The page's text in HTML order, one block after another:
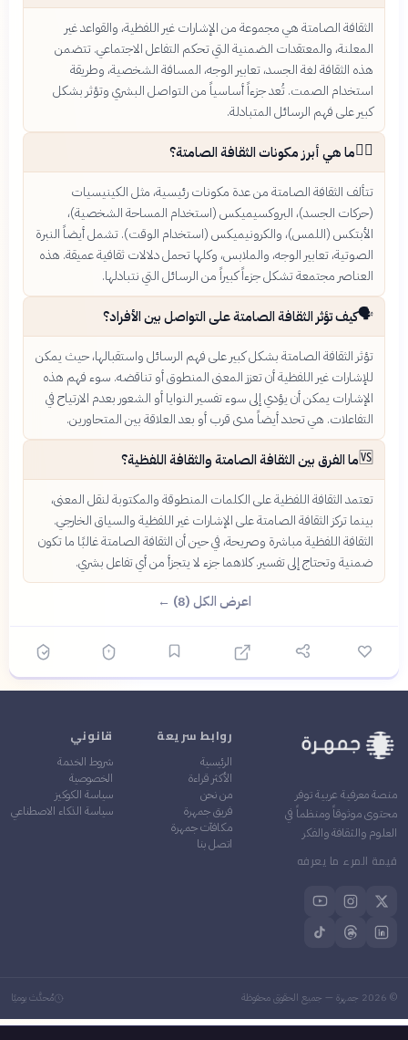
الثقافة الصامتة هي مجموعة من الإشارات غير اللفظية، والقواعد غير
المعلنة، والمعتقدات الضمنية التي تحكم التفاعل الاجتماعي. تتضمن
هذه الثقافة لغة الجسد، تعابير الوجه، المسافة الشخصية، وطريقة
استخدام الصمت. تُعد جزءاً أساسياً من التواصل البشري وتؤثر بشكل
كبير على فهم الرسائل المتبادلة.
🧘‍♀️ما هي أبرز مكونات الثقافة الصامتة؟
تتألف الثقافة الصامتة من عدة مكونات رئيسية، مثل الكينيسيات
(حركات الجسد)، البروكسيميكس (استخدام المساحة الشخصية)،
الأبتكس (اللمس)، والكرونيميكس (استخدام الوقت). تشمل أيضاً النبرة
الصوتية، تعابير الوجه، والملابس، وكلها تحمل دلالات ثقافية عميقة. هذه
العناصر مجتمعة تشكل جزءاً كبيراً من الرسائل التي نتبادلها.
🗣️كيف تؤثر الثقافة الصامتة على التواصل بين الأفراد؟
تؤثر الثقافة الصامتة بشكل كبير على فهم الرسائل واستقبالها، حيث يمكن
للإشارات غير اللفظية أن تعزز المعنى المنطوق أو تناقضه. سوء فهم هذه
الإشارات يمكن أن يؤدي إلى سوء تفسير النوايا أو الشعور بعدم الارتياح في
التفاعلات. هي تحدد أيضاً مدى قرب أو بعد العلاقة بين المتحاورين.
🆚ما الفرق بين الثقافة الصامتة والثقافة اللفظية؟
تعتمد الثقافة اللفظية على الكلمات المنطوقة والمكتوبة لنقل المعنى،
بينما تركز الثقافة الصامتة على الإشارات غير اللفظية والسياق الخارجي.
الثقافة اللفظية مباشرة وصريحة، في حين أن الثقافة الصامتة غالبًا ما تكون
ضمنية وتحتاج إلى تفسير. كلاهما جزء لا يتجزأ من أي تفاعل بشري.
اعرض الكل (8) ←
منصة معرفية عربية توفر
محتوى موثوقاً ومنظماً في
العلوم والثقافة والفكر
قيمة المرء ما يعرفه
روابط سريعة
الرئيسية
الأكثر قراءة
من نحن
فريق جمهرة
مكافآت جمهرة
اتصل بنا
قانوني
شروط الخدمة
الخصوصية
سياسة الكوكيز
سياسة الذكاء الاصطناعي
©
2026 جمهرة — جميع الحقوق محفوظة مُحدَّث يوميًا